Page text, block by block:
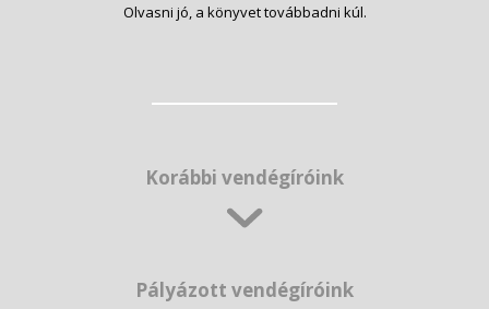
Olvasni jó, a könyvet továbbadni kúl.
Korábbi vendégíróink
Pályázott vendégíróink